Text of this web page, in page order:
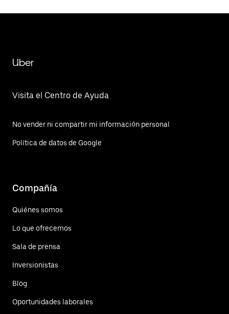
Uber
Visita el Centro de Ayuda
No vender ni compartir mi información personal
Política de datos de Google
Compañía
Quiénes somos
Lo que ofrecemos
Sala de prensa
Inversionistas
Blog
Oportunidades laborales